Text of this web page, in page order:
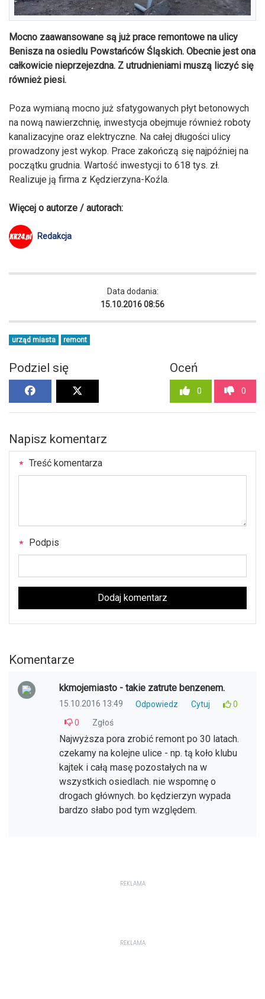
Mocno zaawansowane są już prace remontowe na ulicy
Benisza na osiedlu Powstańców Śląskich. Obecnie jest ona
całkowicie nieprzejezdna. Z utrudnieniami muszą liczyć się
również piesi.
Poza wymianą mocno już sfatygowanych płyt betonowych
na nową nawierzchnię, inwestycja obejmuje również roboty
kanalizacyjne oraz elektryczne. Na całej długości ulicy
prowadzony jest wykop. Prace zakończą się najpóźniej na
początku grudnia. Wartość inwestycji to 618 tys. zł.
Realizuje ją firma z Kędzierzyna-Koźla.
Więcej o autorze / autorach:
Redakcja
Data dodania:
15.10.2016 08:56
urząd miasta remont
Podziel się Oceń
0 0
Napisz komentarz
Treść komentarza
Podpis
Dodaj komentarz
Komentarze
kkmojemiasto - takie zatrute benzenem.
15.10.2016 13:49 Odpowiedz Cytuj
0
0
Zgłoś
Najwyższa pora zrobić remont po 30 latach.
czekamy na kolejne ulice - np. tą koło klubu
kajtek i całą masę pozostałych na w
wszystkich osiedlach. nie wspomnę o
drogach głównych. bo kędzierzyn wypada
bardzo słabo pod tym względem.
REKLAMA
REKLAMA